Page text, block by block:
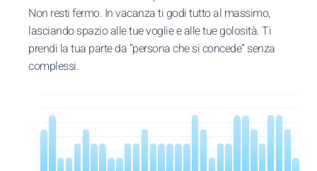
Non resti fermo. In vacanza ti godi tutto al massimo,
lasciando spazio alle tue voglie e alle tue golosità. Ti
prendi la tua parte da “persona che si concede” senza
complessi.